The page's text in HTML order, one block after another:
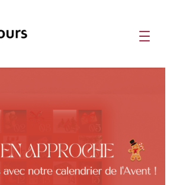
𝐝𝐞 𝐥’𝐀𝐯𝐞𝐧𝐭 – 𝐉𝐨𝐮𝐫
𝟗 🎁